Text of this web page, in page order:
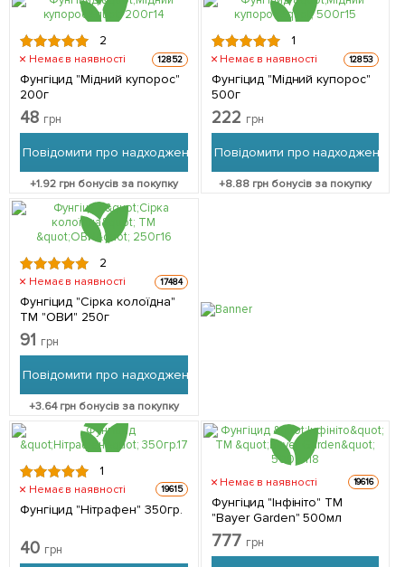
2
Немає в наявності 12852
Фунгіцид "Мідний купорос"
200г
48 грн
Повідомити про надходження
+1.92 грн бонусів за покупку
1
Немає в наявності 12853
Фунгіцид "Мідний купорос"
500г
222 грн
Повідомити про надходження
+8.88 грн бонусів за покупку
2
Немає в наявності 17484
Фунгіцид "Сірка колоїдна"
ТМ "ОВИ" 250г
91 грн
Повідомити про надходження
+3.64грн бонусів за покупку
1
Немає в наявності 19615
Фунгіцид "Нітрафен" 350гр.
40 грн
Немає в наявності 19616
Фунгіцид "Інфініто" ТМ
"Bayer Garden" 500мл
777 грн